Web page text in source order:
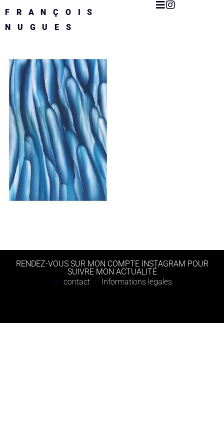
FRANÇOIS
NUGUES
RENDEZ-VOUS SUR MON COMPTE INSTAGRAM POUR
SUIVRE MON ACTUALITÉ
contact
Informations légales